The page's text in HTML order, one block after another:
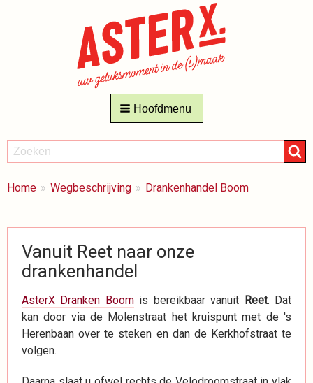
Hoofdmenu
ZOEKEN
Zoeken
BREADCRUMBS
Je
Home Wegbeschrijving Drankenhandel Boom
Vanuit Reet naar onze
drankenhandel
AsterX Dranken Boomis bereikbaar vanuit Reet. Dat
kan door via de Molenstraat het kruispunt met de 's
Herenbaan over te steken en dan de Kerkhofstraat te
volgen.